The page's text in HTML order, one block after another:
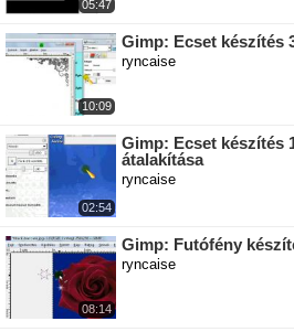
05:47
10:09
Gimp: Ecset készítés
ryncaise
02:54
Gimp: Ecset készítés
átalakítása
ryncaise
08:14
Gimp: Futófény
ryncaise